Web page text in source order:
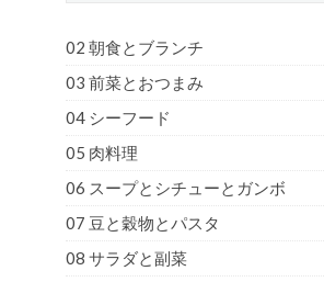
02 朝食とブランチ
03 前菜とおつまみ
04 シーフード
05 肉料理
06 スープとシチューとガンボ
07 豆と穀物とパスタ
08 サラダと副菜